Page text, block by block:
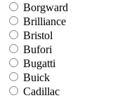
Borgward
Brilliance
Bristol
Bufori
Bugatti
Buick
Cadillac